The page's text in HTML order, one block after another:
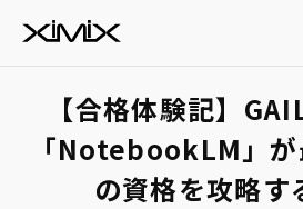
【合格体験記】
「NotebookLM」
の資格を攻略す